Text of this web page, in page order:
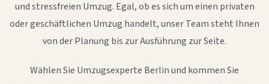
und stressfreien Umzug. Egal, ob es sich um einen privaten
oder geschäftlichen Umzug handelt, unser Team steht Ihnen
von der Planung bis zur Ausführung zur Seite.
Wählen Sie Umzugsexperte Berlin und kommen Sie